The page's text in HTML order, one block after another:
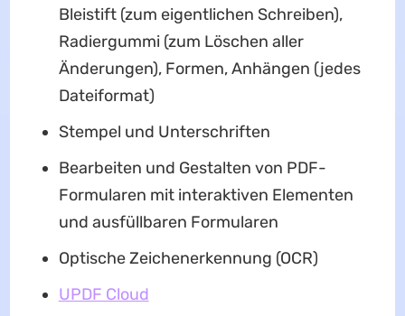
Bleistift (zum eigentlichen Schreiben),
Radiergummi (zum Löschen aller
Änderungen), Formen, Anhängen (jedes
Dateiformat)
Stempel und Unterschriften
Bearbeiten und Gestalten von PDF-
Formularen mit interaktiven Elementen
und ausfüllbaren Formularen
Optische Zeichenerkennung (OCR)
UPDF Cloud